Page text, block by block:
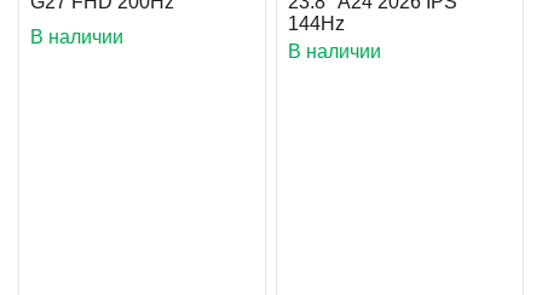
В наличии
144Hz
В наличии